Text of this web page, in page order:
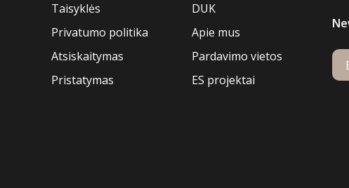
Taisyklės
Privatumo politika
Atsiskaitymas
Pristatymas
DUK
Apie mus
Pardavimo vietos
ES projektai